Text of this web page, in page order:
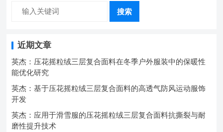
搜索
近期文章
英杰：压花摇粒绒三层复合面料在冬季户外服装中的保暖性
能优化研究
英杰：基于压花摇粒绒三层复合面料的高透气防风运动服饰
开发
英杰：应用于滑雪服的压花摇粒绒三层复合面料抗撕裂与耐
磨性提升技术